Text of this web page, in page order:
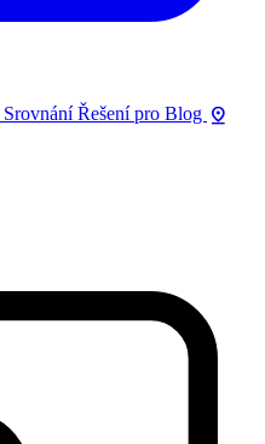
Srovnání Řešení pro Blog pin_drop